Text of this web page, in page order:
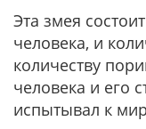
Эта змея
человека, и
количеству
человека и его
испытывал к